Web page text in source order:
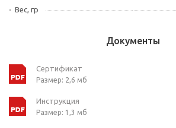
Вес, гр
Документы
Сертификат
Размер: 2,6 мб
Инструкция
Размер: 1,3 мб